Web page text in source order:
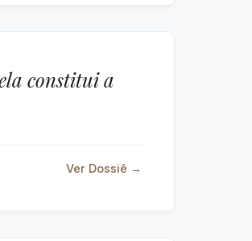
constitui a
Ver Dossiê →